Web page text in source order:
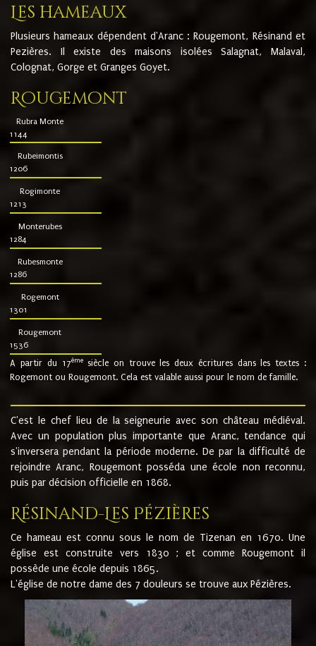
Les hameaux
Plusieurs hameaux dépendent d'Aranc : Rougemont, Résinand et
Pezières. Il existe des maisons isolées Salagnat, Malaval,
Colognat, Gorge et Granges Goyet.
Rougemont
Rubra Monte
1144
Rubeimontis
1206
Rogimonte
1213
Monterubes
1284
Rubesmonte
1286
Rogemont
1301
Rougemont
1536
A partir du 17ème siècle on trouve les deux écritures dans les textes :
Rogemont ou Rougemont. Cela est valable aussi pour le nom de famille.
C'est le chef lieu de la seigneurie avec son château médiéval.
Avec un population plus importante que Aranc, tendance qui
s'inversera pendant la période moderne. De par la difficulté de
rejoindre Aranc, Rougemont posséda une école non reconnu,
puis par décision officielle en 1868.
Résinand-Les Pézières
Ce hameau est connu sous le nom de Tizenan en 1670. Une
église est construite vers 1830 ; et comme Rougemont il
possède une école depuis 1865.
L'église de notre dame des 7 douleurs se trouve aux Pézières.